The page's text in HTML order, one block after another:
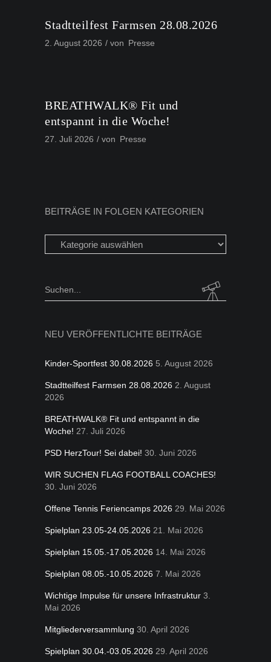
Stadtteilfest Farmsen 28.08.2026
2. August 2026 von Presse
BREATHWALK® Fit und
entspannt in die Woche!
27. Juli 2026 von Presse
BEITRÄGE IN FOLGEN KATEGORIEN
Beiträge
in
Kategorien
Search
NEU VERÖFFENTLICHTE BEITRÄGE
Kinder-Sportfest 30.08.2026 5. August 2026
Stadtteilfest Farmsen 28.08.2026 2. August
2026
BREATHWALK® Fit und entspannt in die
Woche! 27. Juli 2026
PSD HerzTour! Sei dabei! 30. Juni 2026
WIR SUCHEN FLAG FOOTBALL COACHES!
30. Juni 2026
Offene Tennis Feriencamps 2026 29. Mai 2026
Spielplan 23.05-24.05.2026 21. Mai 2026
Spielplan 15.05.-17.05.2026 14. Mai 2026
Spielplan 08.05.-10.05.2026 7. Mai 2026
Wichtige Impulse für unsere Infrastruktur 3.
Mai 2026
Mitgliederversammlung 30. April 2026
Spielplan 30.04.-03.05.2026 29. April 2026